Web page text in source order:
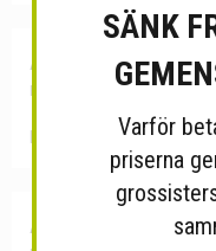
Agenturhuset AB
ROSENDALSVÄGEN 116 B,
Partihandel med
Ahlm, Anders
SÄNK
Varför
priserna